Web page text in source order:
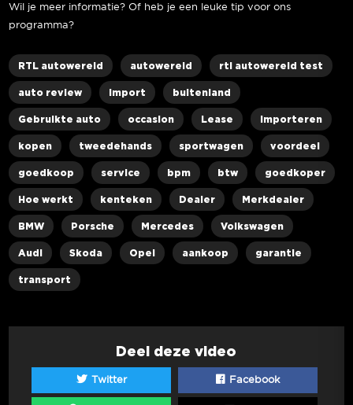
Wil je meer informatie? Of heb je een leuke tip voor ons
programma?
RTL autowereld autowereld rtl autowereld test
auto review import buitenland
Gebruikte auto occasion Lease importeren
kopen tweedehands sportwagen voordeel
goedkoop service bpm btw goedkoper
Hoe werkt kenteken Dealer Merkdealer
BMW Porsche Mercedes Volkswagen
Audi Skoda Opel aankoop garantie
transport
Deel deze video
Twitter Facebook